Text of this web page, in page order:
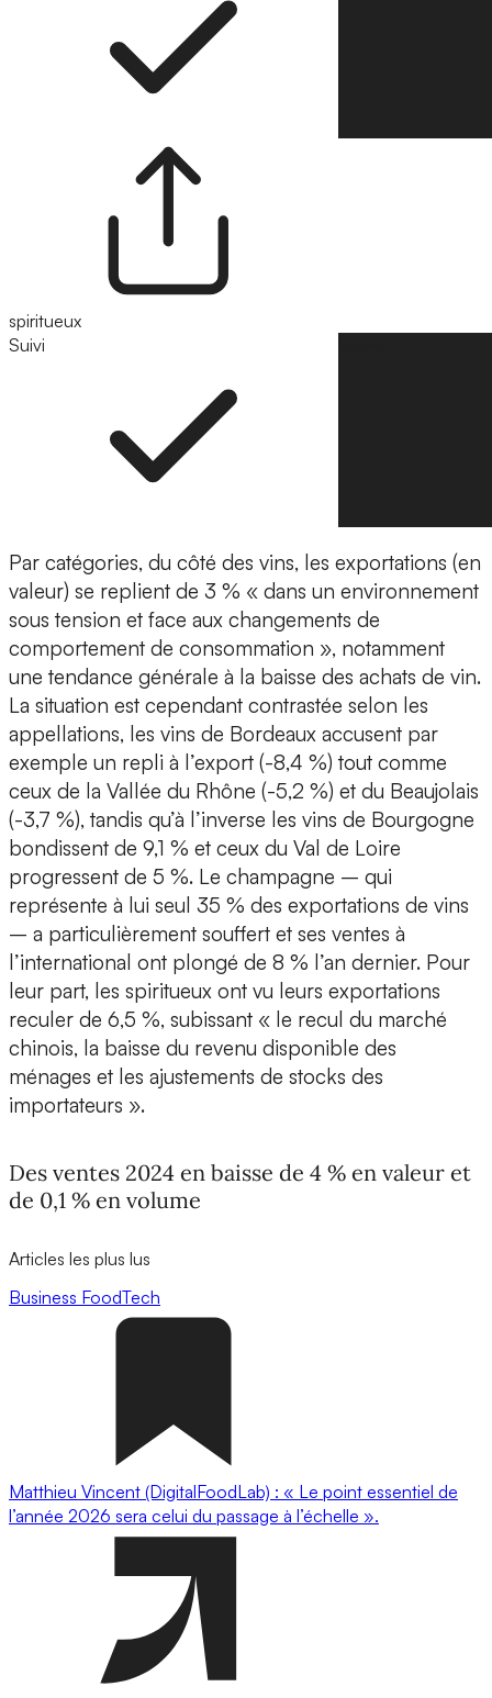
spiritueux
Suivi
Par catégories, du côté des vins, les exportations (en
valeur) se replient de 3 % « dans un environnement
sous tension et face aux changements de
comportement de consommation », notamment
une tendance générale à la baisse des achats de vin.
La situation est cependant contrastée selon les
appellations, les vins de Bordeaux accusent par
exemple un repli à l’export (-8,4 %) tout comme
ceux de la Vallée du Rhône (-5,2 %) et du Beaujolais
(-3,7 %), tandis qu’à l’inverse les vins de Bourgogne
bondissent de 9,1 % et ceux du Val de Loire
progressent de 5 %. Le champagne – qui
représente à lui seul 35 % des exportations de vins
– a particulièrement souffert et ses ventes à
l’international ont plongé de 8 % l’an dernier. Pour
leur part, les spiritueux ont vu leurs exportations
reculer de 6,5 %, subissant « le recul du marché
chinois, la baisse du revenu disponible des
ménages et les ajustements de stocks des
importateurs ».
Des ventes 2024 en baisse de 4 % en valeur et
de 0,1 % en volume
Articles les plus lus
Business FoodTech
Matthieu Vincent (DigitalFoodLab) : « Le point essentiel de
l’année 2026 sera celui du passage à l’échelle ».